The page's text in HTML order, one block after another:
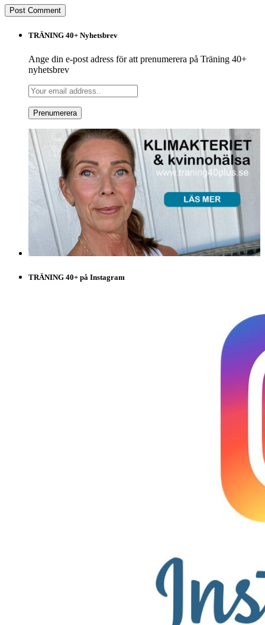
TRÄNING 40+ Nyhetsbrev
Ange din e-post adress för att prenumerera på Träning 40+
nyhetsbrev
TRÄNING 40+ på Instagram